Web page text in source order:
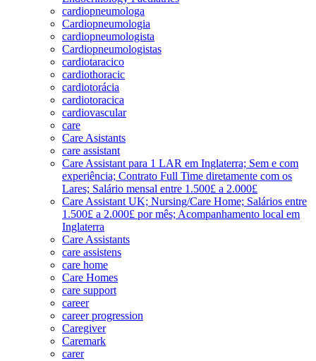
cardiopneumologa
Cardiopneumologia
cardiopneumologista
Cardiopneumologistas
cardiotaracico
cardiothoracic
cardiotorácia
cardiotoracica
cardiovascular
care
Care Asistants
care assistant
Care Assistant para 1 LAR em Inglaterra; Sem e com
experiência; Contrato Full Time diretamente com os
Lares; Salário mensal entre 1.500£ a 2.000£
Care Assistant UK; Nursing/Care Home; Salários entre
1.500£ a 2.000£ por mês; Acompanhamento local em
Inglaterra
Care Assistants
care assistens
care home
Care Homes
care support
career
career progression
Caregiver
Caremark
carer